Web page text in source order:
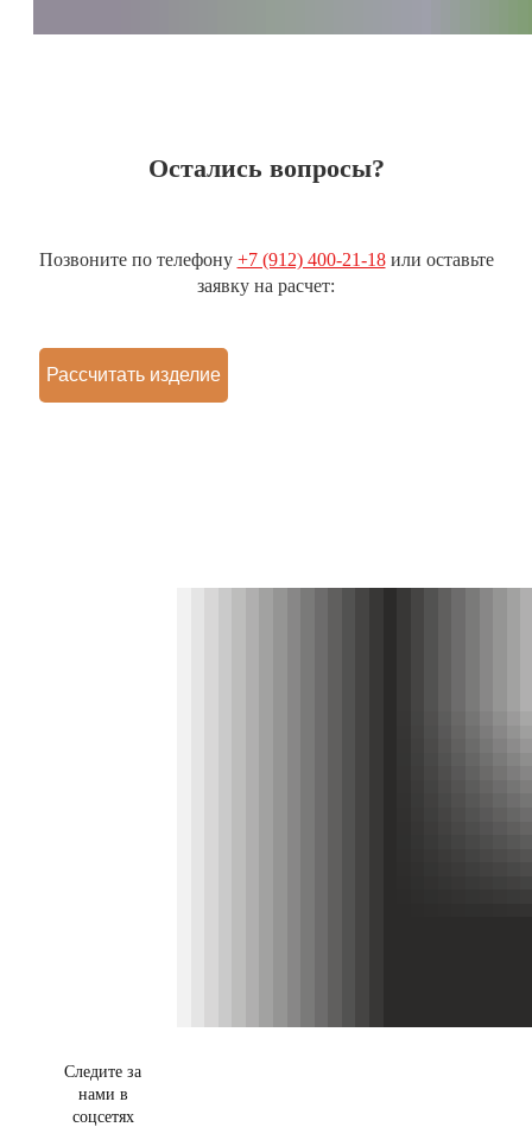
Остались вопросы?
Позвоните по телефону +7 (912) 400-21-18или оставьте
заявку на расчет:
Рассчитать изделие
Следите за
нами в
соцсетях